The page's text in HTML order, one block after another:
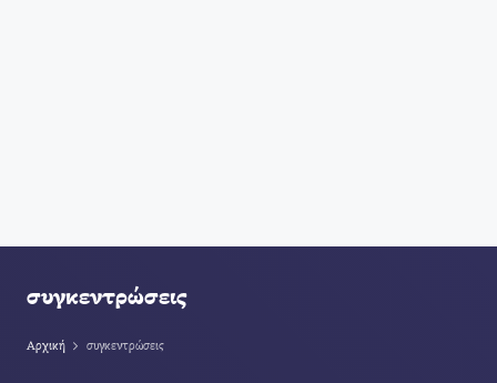
συγκεντρώσεις
Αρχική συγκεντρώσεις